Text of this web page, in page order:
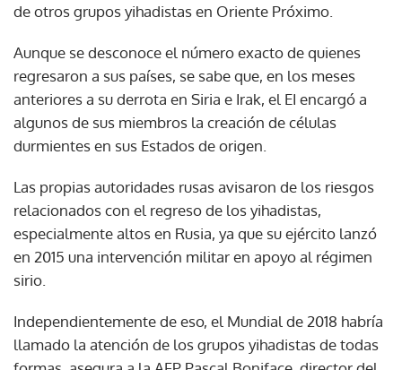
de otros grupos yihadistas en Oriente Próximo.
Aunque se desconoce el número exacto de quienes
regresaron a sus países, se sabe que, en los meses
anteriores a su derrota en Siria e Irak, el EI encargó a
algunos de sus miembros la creación de células
durmientes en sus Estados de origen.
Las propias autoridades rusas avisaron de los riesgos
relacionados con el regreso de los yihadistas,
especialmente altos en Rusia, ya que su ejército lanzó
en 2015 una intervención militar en apoyo al régimen
sirio.
Independientemente de eso, el Mundial de 2018 habría
llamado la atención de los grupos yihadistas de todas